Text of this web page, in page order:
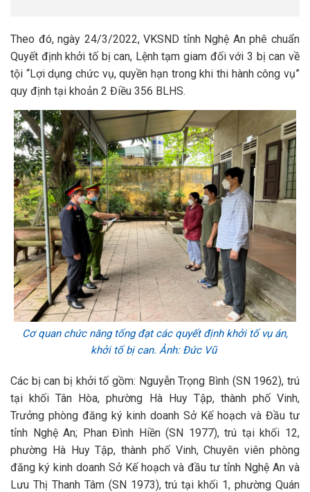
Theo đó, ngày 24/3/2022, VKSND tỉnh Nghệ An phê chuẩn
Quyết định khởi tố bị can, Lệnh tạm giam đối với 3 bị can về
tội “Lợi dụng chức vụ, quyền hạn trong khi thi hành công vụ”
quy định tại khoản 2 Điều 356 BLHS.
Cơ quan chức năng tống đạt các quyết định khởi tố vụ án,
khởi tố bị can. Ảnh: Đức Vũ
Các bị can bị khởi tố gồm: Nguyễn Trọng Bình (SN 1962), trú
tại khối Tân Hòa, phường Hà Huy Tập, thành phố Vinh,
Trưởng phòng đăng ký kinh doanh Sở Kế hoạch và Đầu tư
tỉnh Nghệ An; Phan Đình Hiền (SN 1977), trú tại khối 12,
phường Hà Huy Tập, thành phố Vinh, Chuyên viên phòng
đăng ký kinh doanh Sở Kế hoạch và đầu tư tỉnh Nghệ An và
Lưu Thị Thanh Tâm (SN 1973), trú tại khối 1, phường Quán